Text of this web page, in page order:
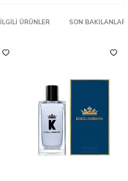
İLGILI ÜRÜNLER SON BAKILANLAR